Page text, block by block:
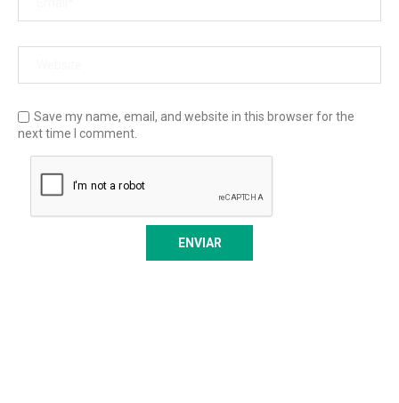
Save my name, email, and website in this browser for the
next time I comment.